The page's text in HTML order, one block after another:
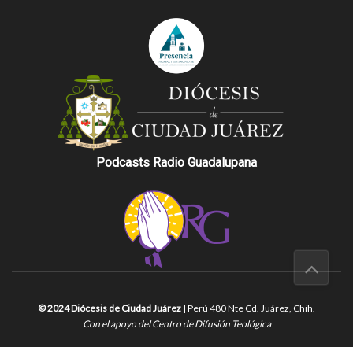
Podcasts Radio Guadalupana
© 2024 Diócesis de Ciudad Juárez | Perú 480 Nte Cd. Juárez, Chih.
Con el apoyo del Centro de Difusión Teológica